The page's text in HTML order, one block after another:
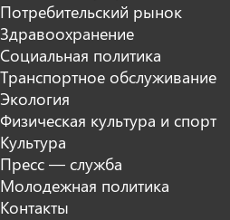
Потребительский рынок
Здравоохранение
Социальная политика
Транспортное обслуживание
Экология
Физическая культура и спорт
Культура
Пресс — служба
Молодежная политика
Контакты